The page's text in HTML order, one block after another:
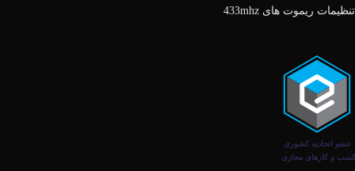
تنظیمات ریموت های 433mhz